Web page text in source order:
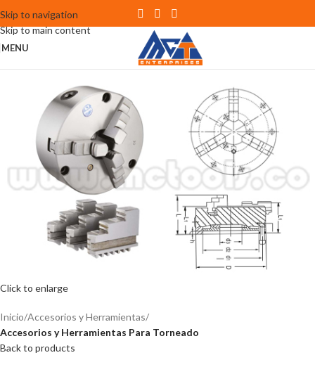
Skip to navigation
Skip to main content
MENU
Click to enlarge
Inicio Accesorios y Herramientas
Accesorios y Herramientas Para Torneado
Back to products